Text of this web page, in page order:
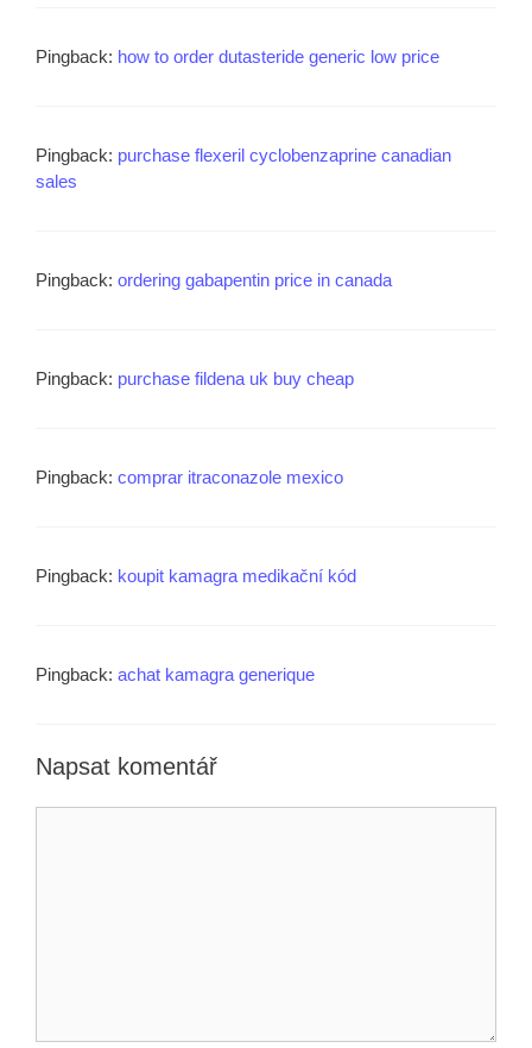
Pingback: how to order dutasteride generic low price
Pingback: purchase flexeril cyclobenzaprine canadian
sales
Pingback: ordering gabapentin price in canada
Pingback: purchase fildena uk buy cheap
Pingback: comprar itraconazole mexico
Pingback: koupit kamagra medikační kód
Pingback: achat kamagra generique
Napsat komentář